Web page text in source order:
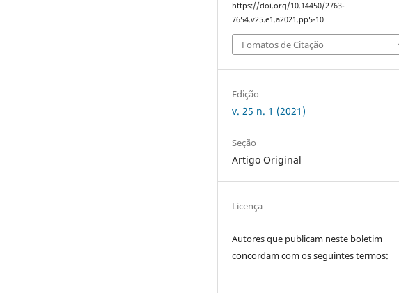
https://doi.org/10.14450/2763-
7654.v25.e1.a2021.pp5-10
Fomatos de Citação
Edição
v. 25 n. 1 (2021)
Seção
Artigo Original
Licença
Autores que publicam neste boletim
concordam com os seguintes termos: